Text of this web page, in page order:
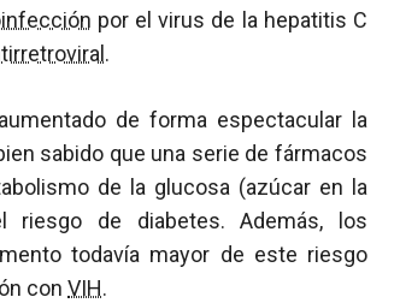
por el virus de la hepatitis C
.
de forma espectacular la
sabido que una serie de fármacos
de la glucosa (azúcar en la
riesgo de diabetes. Además, los
todavía mayor de este riesgo
con VIH.